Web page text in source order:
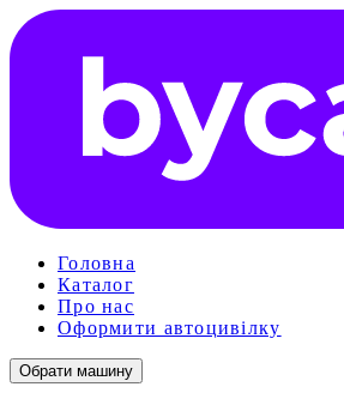
Головна
Каталог
Про нас
Оформити автоцивілку
Обрати машину